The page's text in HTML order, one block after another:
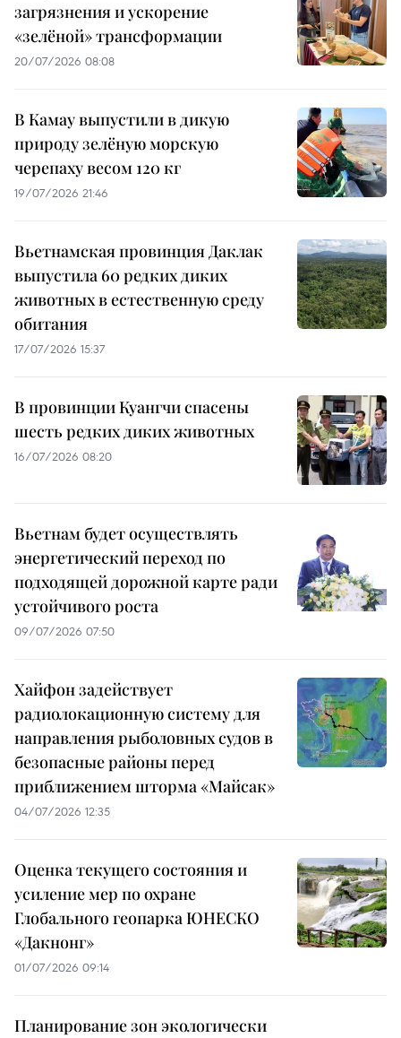
загрязнения и ускорение
«зелёной» трансформации
20/07/2026 08:08
В Камау выпустили в дикую
природу зелёную морскую
черепаху весом 120 кг
19/07/2026 21:46
Вьетнамская провинция Даклак
выпустила 60 редких диких
животных в естественную среду
обитания
17/07/2026 15:37
В провинции Куангчи спасены
шесть редких диких животных
16/07/2026 08:20
Вьетнам будет осуществлять
энергетический переход по
подходящей дорожной карте ради
устойчивого роста
09/07/2026 07:50
Хайфон задействует
радиолокационную систему для
направления рыболовных судов в
безопасные районы перед
приближением шторма «Майсак»
04/07/2026 12:35
Оценка текущего состояния и
усиление мер по охране
Глобального геопарка ЮНЕСКО
«Дакнонг»
01/07/2026 09:14
Планирование зон экологически